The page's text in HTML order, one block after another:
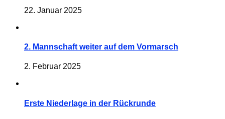
22. Januar 2025
2. Mannschaft weiter auf dem Vormarsch
2. Februar 2025
Erste Niederlage in der Rückrunde